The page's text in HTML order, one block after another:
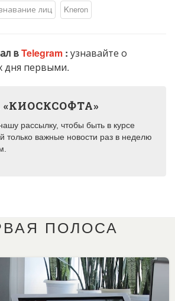
лиц Kneron
вTelegram : узнавайте о
дня первыми.
рассылку, чтобы быть в курсе
только важные новости раз в неделю
ПОЛОСА